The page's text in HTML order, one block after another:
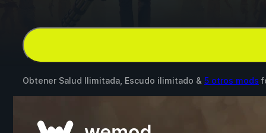
Obtener Salud Ilimitada, Escudo ilimitado & 5 otros mods